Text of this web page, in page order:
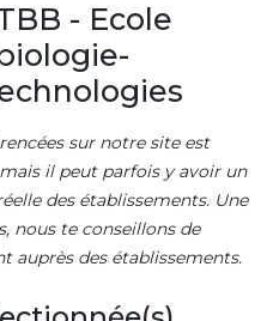
- Ecole
sur notre site est
il peut parfois y avoir un
des établissements. Une
nous te conseillons de
auprès des établissements.